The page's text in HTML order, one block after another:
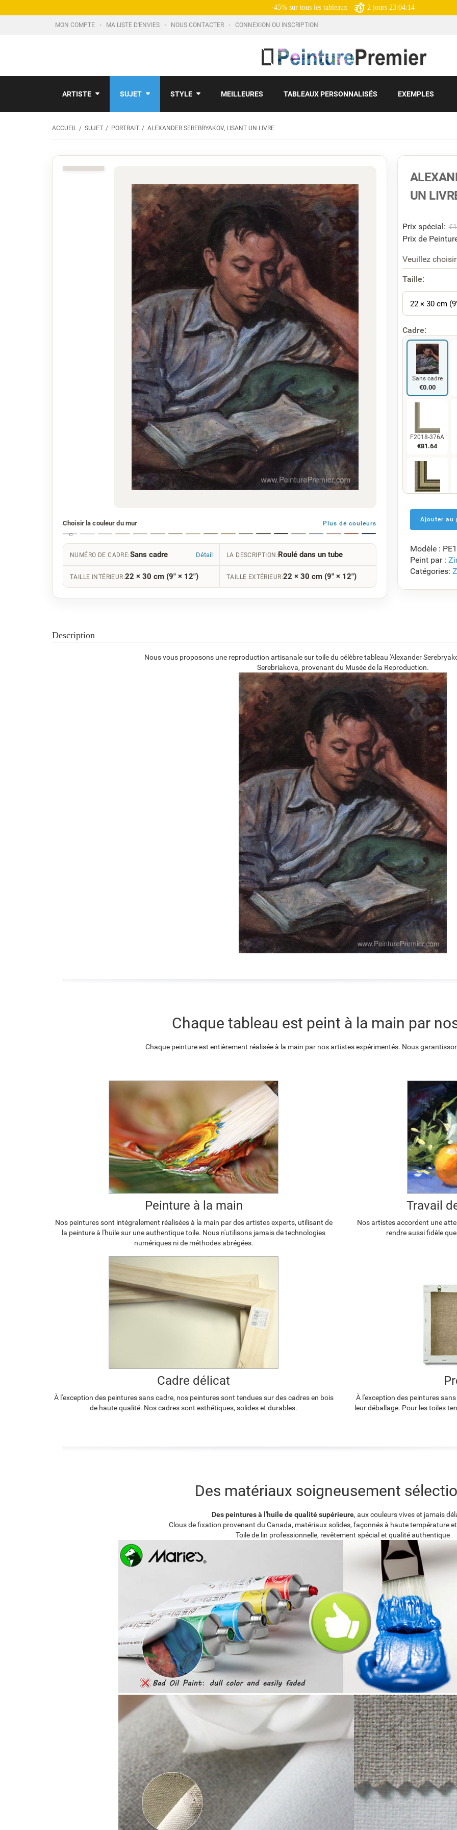
-45% sur tous les tableaux 2 jours 23:04:12
MON COMPTE MA LISTE D'ENVIES NOUS CONTACTER CONNEXION OU INSCRIPTION
ARTISTE SUJET STYLE MEILLEURES TABLEAUX PERSONNALISÉS EXEMPLES
ACCUEIL SUJET PORTRAIT ALEXANDER SEREBRYAKOV, LISANT UN LIVRE
Choisir la couleur du mur Plus de couleurs
NUMÉRO DE CADRE:Sans cadre Détail LA DESCRIPTION:Roulé dans un tube
TAILLE INTÉRIEUR:22 × 30 cm (9" × 12") TAILLE EXTÉRIEUR:22 × 30 cm (9" × 12")
UN
Prix ​​spécial: €
Prix de
Veuillez
Taille:
22 × 30 cm
Cadre:
Sans cadre
€0.00
F2018-376A
€81.64
F5429-258
€113.83
Modèle :
Peint par :
Catégories:
Description
Nous vous proposons une reproduction artisanale sur toile du célèbre tableau 'Alexander
Serebriakova, provenant du Musée de la Reproduction.
Chaque tableau est peint à la main par
Chaque peinture est entièrement réalisée à la main par nos artistes expérimentés. Nous
Peinture à la main
Nos peintures sont intégralement réalisées à la main par des artistes experts, utilisant de
la peinture à l'huile sur une authentique toile. Nous n'utilisons jamais de technologies
numériques ni de méthodes abrégées.
Travail
Nos artistes accordent une
rendre aussi fidèle
Cadre délicat
À l'exception des peintures sans cadre, nos peintures sont tendues sur des cadres en bois
de haute qualité. Nos cadres sont esthétiques, solides et durables.
À l'exception des peintures
leur déballage. Pour les toiles
Des matériaux soigneusement
Des peintures à l'huile de qualité supérieure, aux couleurs vives et jamais
Clous de fixation provenant du Canada, matériaux solides, façonnés à haute température
Toile de lin professionnelle, revêtement spécial et qualité authentique